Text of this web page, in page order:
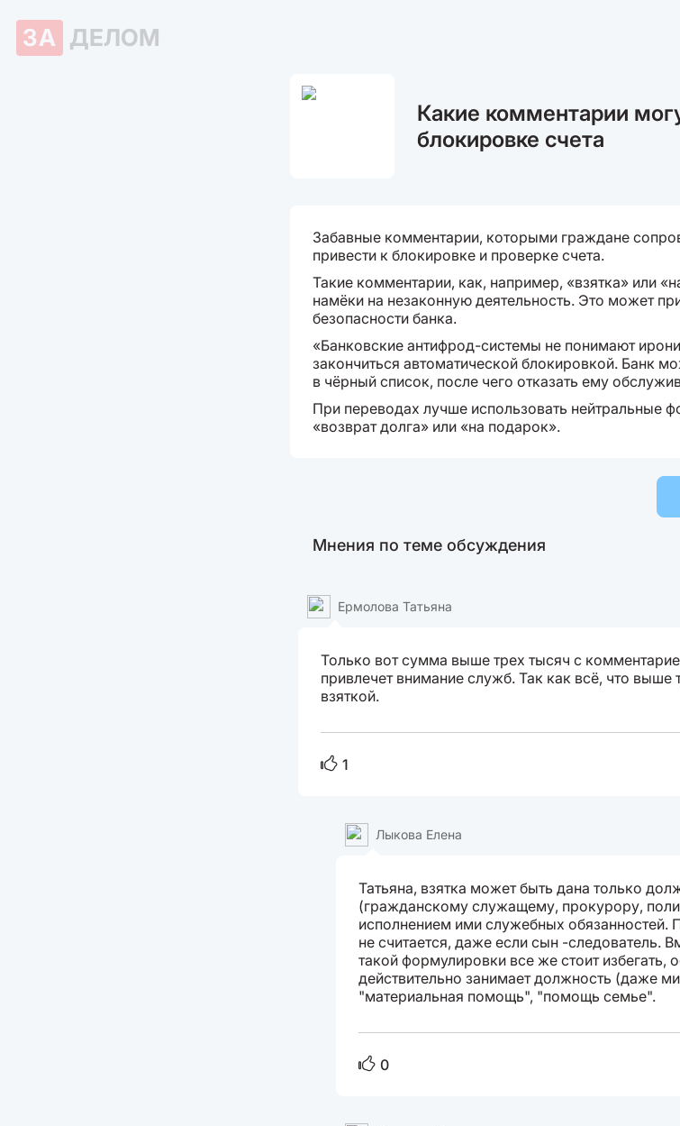
ЗА ДЕЛОМ
Какие комментарии
блокировке счета
Забавные комментарии, которыми граждане
привести к блокировке и проверке счета.
Такие комментарии, как, например, «взятка» или
намёки на незаконную деятельность. Это может
безопасности банка.
«Банковские антифрод-системы не понимают
закончиться автоматической блокировкой. Банк
в чёрный список, после чего отказать ему
При переводах лучше использовать нейтральные
«возврат долга» или «на подарок».
Мнения по теме обсуждения
Ермолова Татьяна
Только вот сумма выше трех тысяч с
привлечет внимание служб. Так как всё, что выше
взяткой.
1
Лыкова Елена
Татьяна, взятка может быть дана только
(гражданскому служащему, прокурору,
исполнением ими служебных обязанностей.
не считается, даже если сын -следователь.
такой формулировки все же стоит избегать,
действительно занимает должность (даже
"материальная помощь", "помощь семье".
0